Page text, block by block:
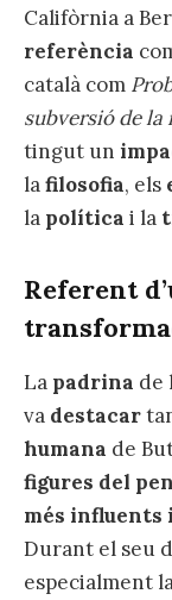
Califòrnia a
referència
català com
subversió de
tingut un
lafilosofia, els
la política i la
Referent
La padrina de
va destacar
humana de
figures del
més influents
Durant el seu
especialment